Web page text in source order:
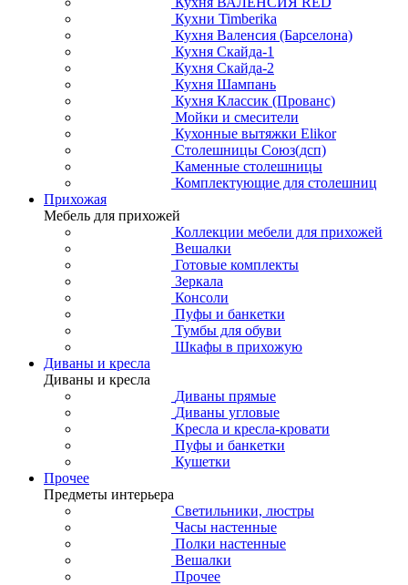
Кухни Timberika
Кухня Валенсия (Барселона)
Кухня Скайда-1
Кухня Скайда-2
Кухня Шампань
Кухня Классик (Прованс)
Мойки и смесители
Кухонные вытяжки Elikor
Столешницы Союз(дсп)
Каменные столешницы
Комплектующие для столешниц
Прихожая
Мебель для прихожей
Коллекции мебели для прихожей
Вешалки
Готовые комплекты
Зеркала
Консоли
Пуфы и банкетки
Тумбы для обуви
Шкафы в прихожую
Диваны и кресла
Диваны и кресла
Диваны прямые
Диваны угловые
Кресла и кресла-кровати
Пуфы и банкетки
Кушетки
Прочее
Предметы интерьера
Светильники, люстры
Часы настенные
Полки настенные
Вешалки
Прочее